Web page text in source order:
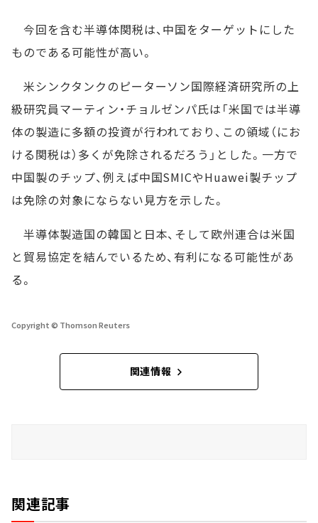
今回を含む半導体関税は、中国をターゲットにした
ものである可能性が高い。
米シンクタンクのピーターソン国際経済研究所の上
級研究員マーティン・チョルゼンパ氏は「米国では半導
体の製造に多額の投資が行われており、この領域（にお
ける関税は）多くが免除されるだろう」とした。一方で
中国製のチップ、例えば中国SMICやHuawei製チップ
は免除の対象にならない見方を示した。
半導体製造国の韓国と日本、そして欧州連合は米国
と貿易協定を結んでいるため、有利になる可能性があ
る。
Copyright © Thomson Reuters
関連情報
関連記事